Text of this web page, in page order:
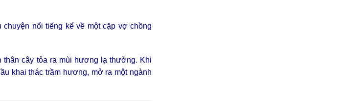
nổi tiếng kể về một cặp vợ chồng
thân cây tỏa ra mùi hương lạ thường. Khi
khai thác trầm hương, mở ra một ngành